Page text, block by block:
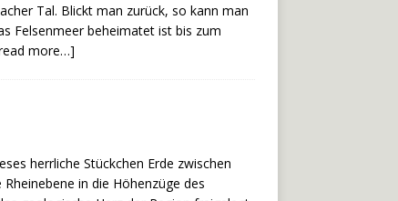
Tal. Blickt man zurück, so kann man
Felsenmeer beheimatet ist bis zum
more…]
herrliche Stückchen Erde zwischen
in die Höhenzüge des